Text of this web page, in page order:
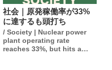
社会｜原発稼働率が33%
に達するも頭打ち
/ Society | Nuclear power
plant operating rate
reaches 33%, but hits a